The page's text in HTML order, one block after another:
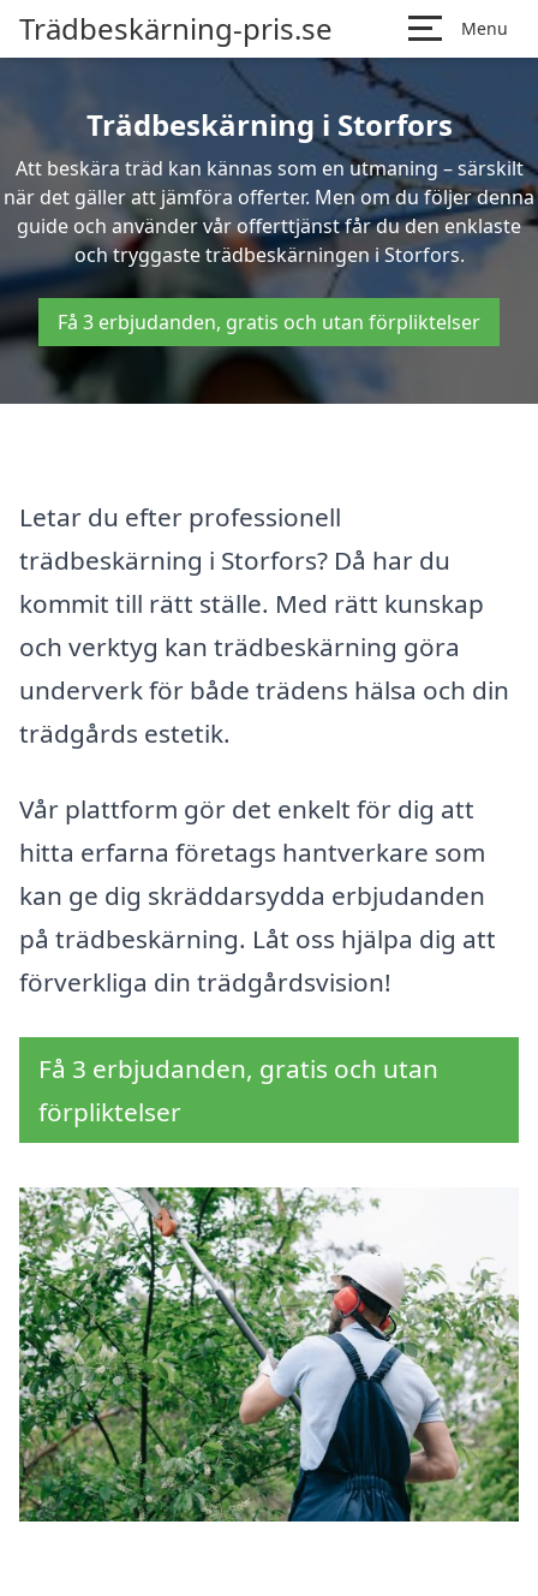
Trädbeskärning-pris.se Menu
Trädbeskärning i Storfors
Att beskära träd kan kännas som en utmaning – särskilt
när det gäller att jämföra offerter. Men om du följer denna
guide och använder vår offerttjänst får du den enklaste
och tryggaste trädbeskärningen i Storfors.
Få 3 erbjudanden, gratis och utan förpliktelser
Letar du efter professionell
trädbeskärning i Storfors? Då har du
kommit till rätt ställe. Med rätt kunskap
och verktyg kan trädbeskärning göra
underverk för både trädens hälsa och din
trädgårds estetik.
Vår plattform gör det enkelt för dig att
hitta erfarna företags hantverkare som
kan ge dig skräddarsydda erbjudanden
på trädbeskärning. Låt oss hjälpa dig att
förverkliga din trädgårdsvision!
Få 3 erbjudanden, gratis och utan
förpliktelser